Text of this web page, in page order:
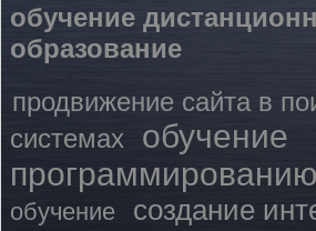
обучение
образование
продвижение сайта в
системах
обучение
программированию
обучение
создание